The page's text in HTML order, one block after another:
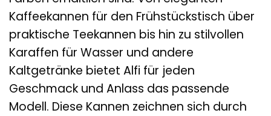
Kaffeekannen für den Frühstückstisch über
praktische Teekannen bis hin zu stilvollen
Karaffen für Wasser und andere
Kaltgetränke bietet Alfi für jeden
Geschmack und Anlass das passende
Modell. Diese Kannen zeichnen sich durch